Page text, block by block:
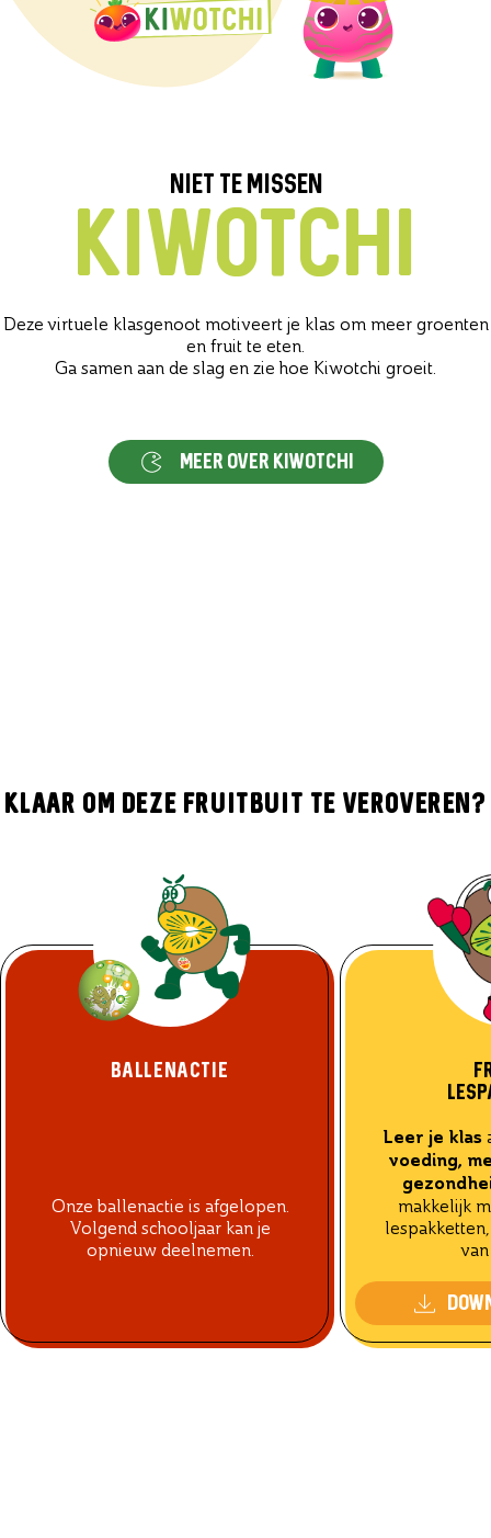
NIET TE MISSEN
KIWOTCHI
Deze virtuele klasgenoot motiveert je klas om meer groenten
en fruit te eten.
Ga samen aan de slag en zie hoe Kiwotchi groeit.
MEER OVER KIWOTCHI
Klaar om deze fruitbuit te veroveren?
BALLENACTIE
Onze ballenactie is afgelopen.
Volgend schooljaar kan je
opnieuw deelnemen.
Leer je klas
voeding,
makkelijk
van